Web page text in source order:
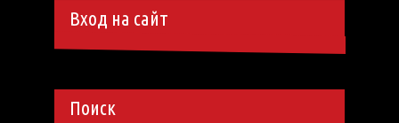
Вход на сайт
Поиск